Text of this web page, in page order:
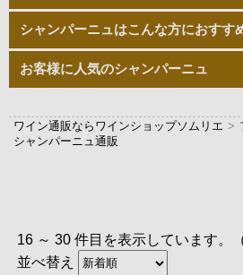
シャンパーニュはこんな方におすす
お客様に人気のシャンパーニュ
ワイン通販ならワインショップソムリエ >
シャンパーニュ通販
16 ～ 30 件目を表示しています。
並べ替え